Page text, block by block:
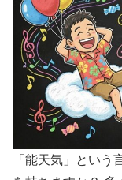
「能天気」とい